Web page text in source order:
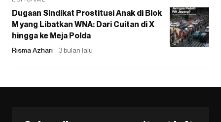
Dugaan Sindikat Prostitusi Anak di Blok
M yang Libatkan WNA: Dari Cuitan di X
hingga ke Meja Polda
Risma Azhari 3 bulan lalu